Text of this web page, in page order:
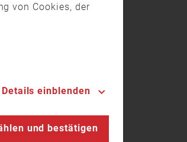
von Cookies, der
Details einblenden
und bestätigen